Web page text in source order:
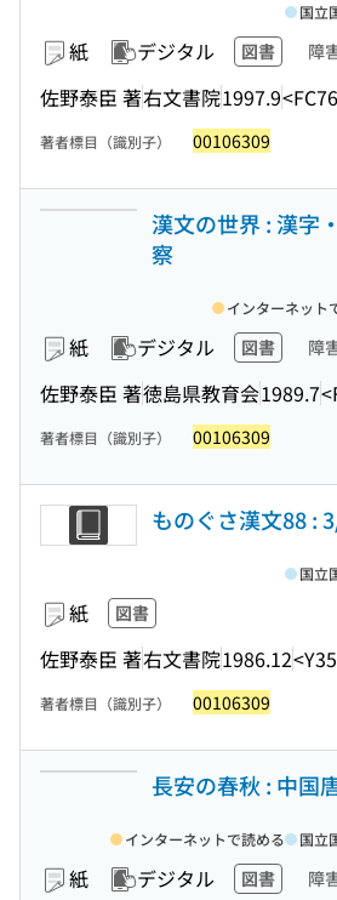
紙 デジタル 図書 障
佐野泰臣 著右文書院1997.9
国立
著者標目（識別子） 00106309
漢文の世界 : 漢字
察
紙 デジタル 図書 障
佐野泰臣 著徳島県教育会1989.7
インターネット
著者標目（識別子） 00106309
ものぐさ漢文88 :
紙 図書
佐野泰臣 著右文書院1986.12
国立
著者標目（識別子） 00106309
長安の春秋 : 中国
紙 デジタル 図書 障
インターネットで読める 国立